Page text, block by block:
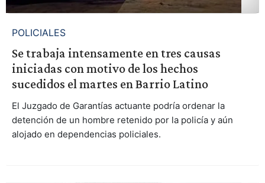
POLICIALES
Se trabaja intensamente en tres causas
iniciadas con motivo de los hechos
sucedidos el martes en Barrio Latino
El Juzgado de Garantías actuante podría ordenar la
detención de un hombre retenido por la policía y aún
alojado en dependencias policiales.